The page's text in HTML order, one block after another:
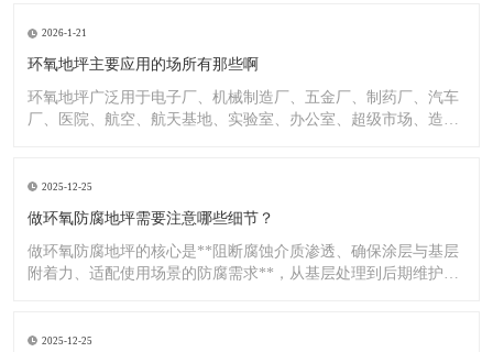
2026-1-21
环氧地坪主要应用的场所有那些啊
环氧地坪广泛用于电子厂、机械制造厂、五金厂、制药厂、汽车
厂、医院、航空、航天基地、实验室、办公室、超级市场、造纸
2025-12-25
做环氧防腐地坪需要注意哪些细节？
做环氧防腐地坪的核心是**阻断腐蚀介质渗透、确保涂层与基层
附着力、适配使用场景的防腐需求**，从基层处理到后期维护，
2025-12-25